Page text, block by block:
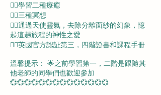
👉🏻學習二種療癒
👉🏻三種冥想
👉🏻通過天使靈氣，去除分離面紗的幻象，憶
起這趟旅程的神性之愛
👉🏻英國官方認証第三，四階證書和課程手冊
溫馨提示： 🌟之前學習第一，二階是跟隨其
他老師的同學們也歡迎參加
💞💞💞💞💞💞💞💞💞💞💞💞💞💞